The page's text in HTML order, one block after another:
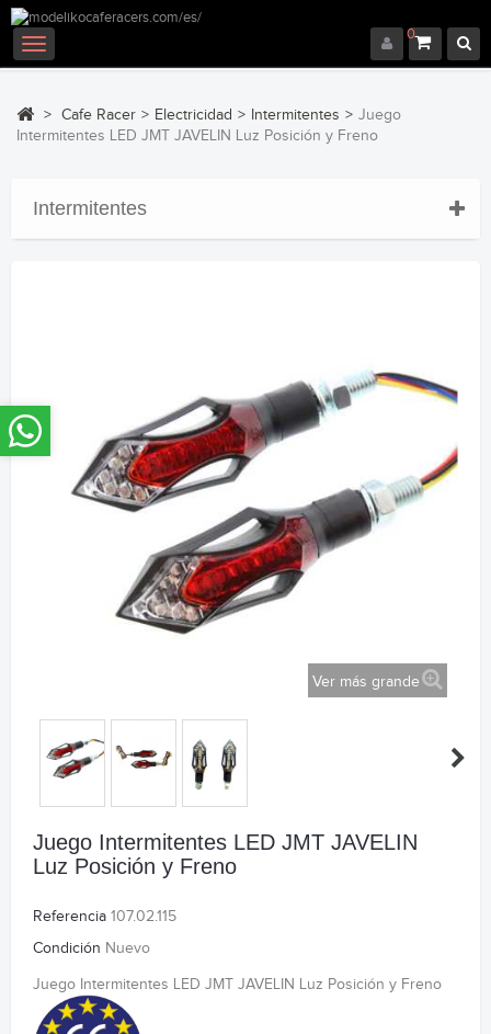
0
Navegación
Toggle
> Cafe Racer > Electricidad > Intermitentes > Juego
Intermitentes LED JMT JAVELIN Luz Posición y Freno
Intermitentes
Ver más grande
Juego Intermitentes LED JMT JAVELIN
Luz Posición y Freno
Referencia 107.02.115
Condición Nuevo
Juego Intermitentes LED JMT JAVELIN Luz Posición y Freno